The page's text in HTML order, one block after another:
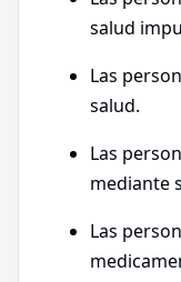
salud
Las
salud.
Las
mediante
Las